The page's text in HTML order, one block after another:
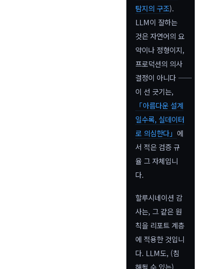
탐지의 구조).
LLM이 잘하는
것은 자연어의 요
약이나 정형이지,
프로덕션의 의사
결정이 아니다 ――
이 선 긋기는,
「아름다운 설계
일수록, 실데이터
로 의심한다」 에
서 적은 검증 규
율 그 자체입니
다.
할루시네이션 감
사는, 그 같은 원
칙을 리포트 계층
에 적용한 것입니
다. LLM도, (침
해될 수 있는)